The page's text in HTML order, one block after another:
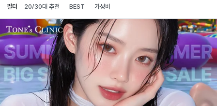
필터 20/30대 추천 BEST 가성비